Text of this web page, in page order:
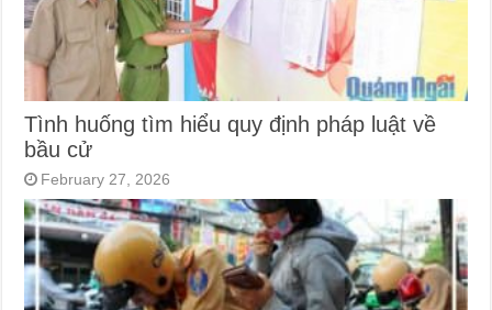
Tình huống tìm hiểu quy định pháp luật về
bầu cử
February 27, 2026